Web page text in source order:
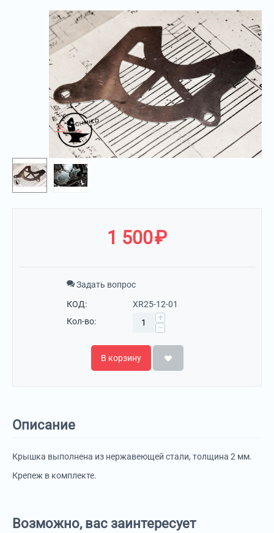
1 500₽
Задать вопрос
КОД:
XR25-12-01
Кол-во:
+
−
В корзину
Описание
Крышка выполнена из нержавеющей стали, толщина 2 мм.
Крепеж в комплекте.
Возможно, вас заинтересует